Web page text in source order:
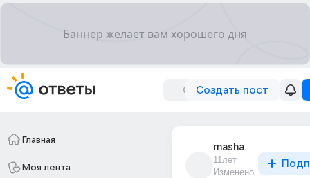
Создать пост
Главная
Моя лента
masha_novikova_557
11лет
Изменено